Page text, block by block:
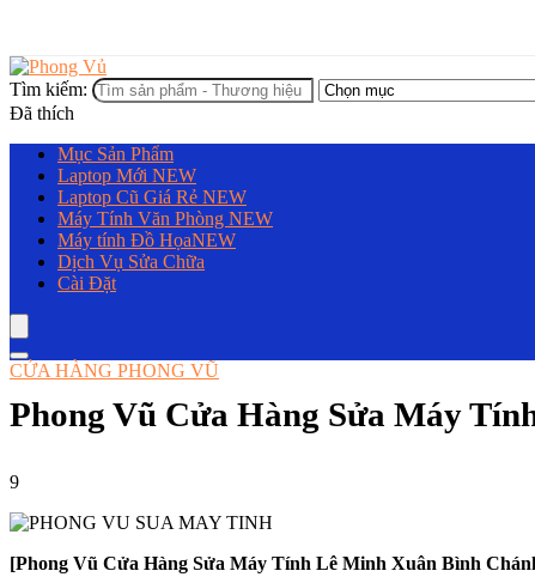
Tìm kiếm:
Đã thích
Mục Sản Phẩm
Laptop Mới NEW
Laptop Cũ Giá Rẻ NEW
Máy Tính Văn Phòng NEW
Máy tính Đồ HọaNEW
Dịch Vụ Sửa Chữa
Cài Đặt
CỬA HÀNG PHONG VŨ
Phong Vũ Cửa Hàng Sửa Máy
9
[Phong Vũ Cửa Hàng Sửa Máy Tính Lê Minh Xuân Bình